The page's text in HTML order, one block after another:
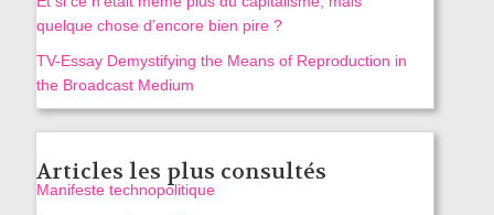
quelque chose d’encore bien pire ?
TV-Essay Demystifying the Means of Reproduction in
the Broadcast Medium
Articles les plus consultés
Manifeste technopolitique